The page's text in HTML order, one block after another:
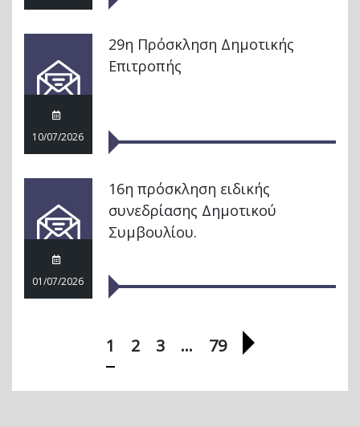
10/07/2026
29η Πρόσκληση Δημοτικής
Επιτροπής
01/07/2026
16η πρόσκληση ειδικής
συνεδρίασης Δημοτικού
Συμβουλίου.
1 2 3 … 79 Επόμενη